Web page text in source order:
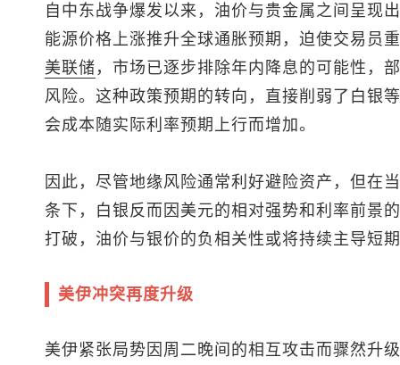
自中东战争爆发以来，油价与贵金属之间呈现
能源价格上涨推升全球通胀预期，迫使交易员
美联储 ，市场已逐步排除年内降息的可能性，
风险。这种政策预期的转向，直接削弱了白
会成本随实际利率预期上行而增加。
因此，尽管地缘风险通常利好避险资产，但
条下，白银反而因美元的相对强势和利率前景
打破，油价与银价的负相关性或将持续主导短
美伊冲突再度升级
美伊紧张局势因周二晚间的相互攻击而骤然升